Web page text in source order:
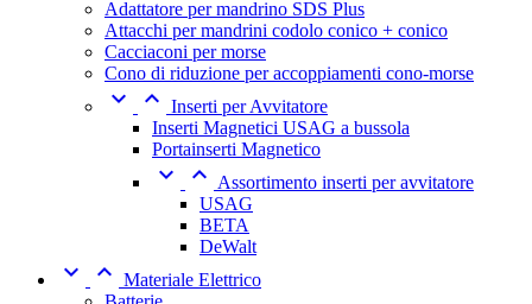
Adattatore per mandrino SDS Plus
Attacchi per mandrini codolo conico + conico
Cacciaconi per morse
Cono di riduzione per accoppiamenti cono-morse
  Inserti per Avvitatore
Inserti Magnetici USAG a bussola
Portainserti Magnetico
  Assortimento inserti per avvitatore
USAG
BETA
DeWalt
  Materiale Elettrico